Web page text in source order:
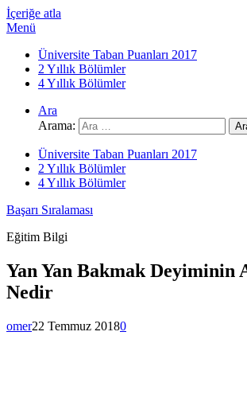
İçeriğe atla
Menü
Üniversite Taban Puanları 2017
2 Yıllık Bölümler
4 Yıllık Bölümler
Ara
Arama:
Üniversite Taban Puanları 2017
2 Yıllık Bölümler
4 Yıllık Bölümler
Başarı Sıralaması
Eğitim Bilgi
Yan Yan Bakmak Deyiminin
Nedir
omer22 Temmuz 20180